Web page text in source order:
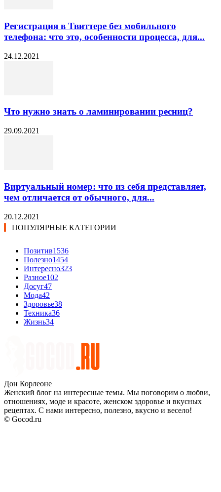
Регистрация в Твиттере без мобильного
телефона: что это, особенности процесса, для...
24.12.2021
Что нужно знать о ламинировании ресниц?
29.09.2021
Виртуальный номер: что из себя представляет,
чем отличается от обычного, для...
20.12.2021
ПОПУЛЯРНЫЕ КАТЕГОРИИ
Позитив1536
Полезно1454
Интересно323
Разное102
Досуг47
Мода42
Здоровье38
Техника36
Жизнь34
Дон Корлеоне
Женский блог на интересные темы. Мы поговорим о любви,
отношениях, моде и красоте, женском здоровье и вкусных
рецептах. С нами интересно, полезно, вкусно и весело!
© Gocod.ru